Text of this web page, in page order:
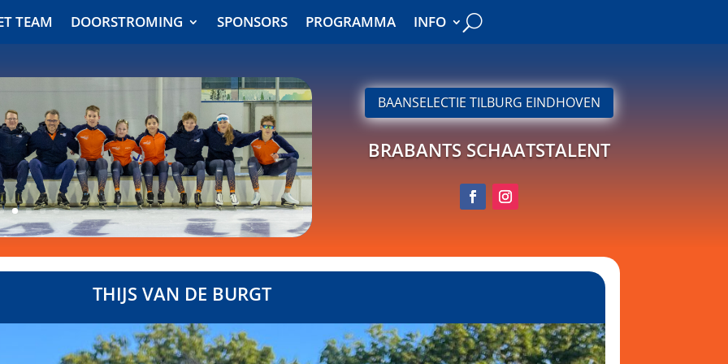
TEAM DOORSTROMING SPONSORS PROGRAMMA INFO
TEAM DOORSTROMING SPONSORS PROGRAMMA INFO
BAANSELECTIE TILBURG EINDHOVEN
BRABANTS SCHAATSTALENT
THIJS VAN DE BURGT